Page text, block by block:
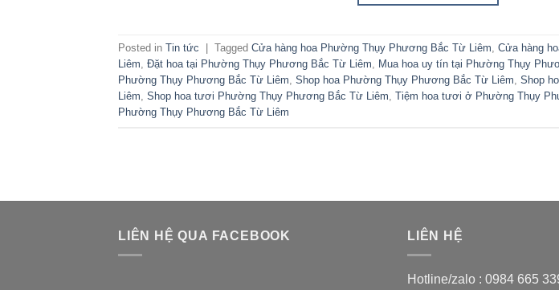
Posted in Tin tức Tagged Cửa hàng hoa Phường Thụy Phương Bắc Từ Liêm, Cửa hàng
Liêm, Đặt hoa tại Phường Thụy Phương Bắc Từ Liêm, Mua hoa uy tín tại Phường Thụy
Phường Thụy Phương Bắc Từ Liêm, Shop hoa Phường Thụy Phương Bắc Từ Liêm, Shop
Liêm, Shop hoa tươi Phường Thụy Phương Bắc Từ Liêm, Tiệm hoa tươi ở Phường Thụy
Phường Thụy Phương Bắc Từ Liêm
LIÊN HỆ QUA FACEBOOK LIÊN HỆ
Hotline/zalo : 0984 665